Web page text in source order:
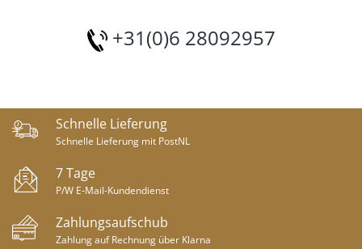
+31(0)6 28092957
Schnelle Lieferung
Schnelle Lieferung mit PostNL
7 Tage
P/W E-Mail-Kundendienst
Zahlungsaufschub
Zahlung auf Rechnung über Klarna